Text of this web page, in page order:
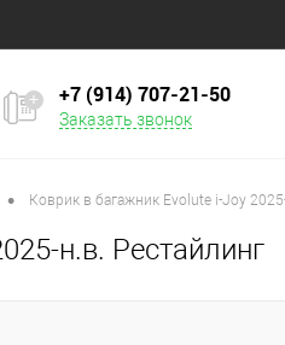
+7 (914) 707‒21‒50
Заказать звонок
• Коврик в багажник Evolute i-Joy
н.в. Рестайлинг